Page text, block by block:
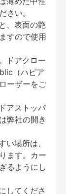
さい。
、表面の艶
すので使用
ドアクロー
（ハピア
ーザーをご
アストッパ
弊社の開き
場所は、
ます。カー
るようにし
してくださ